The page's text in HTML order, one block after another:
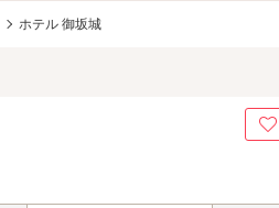
ホテル 御坂城